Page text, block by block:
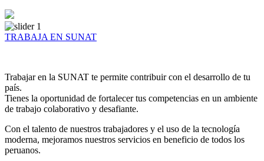
TRABAJA EN SUNAT
Trabajar en la SUNAT te permite contribuir con el desarrollo de tu
país.
Tienes la oportunidad de fortalecer tus competencias en un ambiente
de trabajo colaborativo y desafiante.
Con el talento de nuestros trabajadores y el uso de la tecnología
moderna, mejoramos nuestros servicios en beneficio de todos los
peruanos.